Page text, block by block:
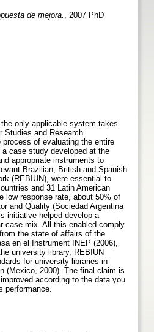
de mejora.
, 2007 PhD
only applicable system takes
Studies and Research
of evaluating the entire
case study developed at the
appropriate instruments to
Brazilian, British and Spanish
(REBIUN), were essential to
and 31 Latin American
low response rate, about 50% of
and Quality (Sociedad Argentina
initiative helped develop a
case mix. All this enabled comply
the state of affairs of the
en el Instrument INEP (2006),
university library, REBIUN
for university libraries in
(Mexico, 2000). The final claim is
according to the data you
performance.